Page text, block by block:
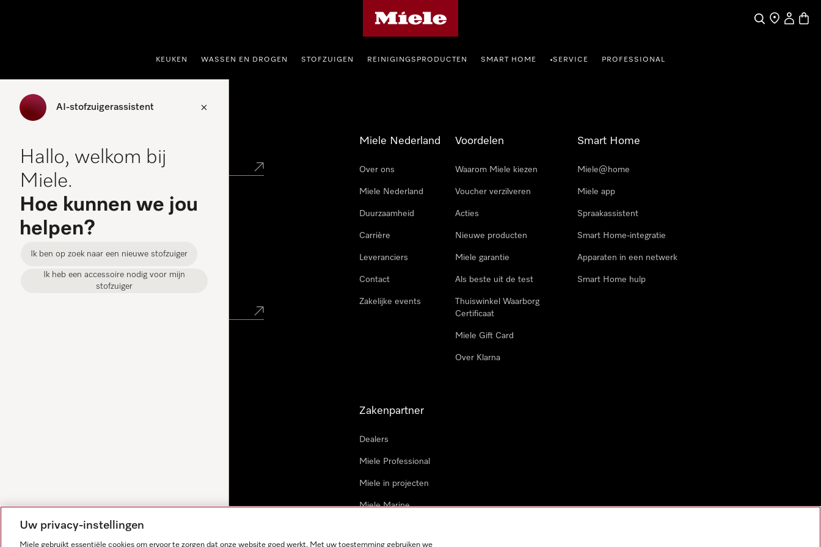
Wat zoek je?
Dealer zoeken
Mijn
KEUKEN WASSEN EN DROGEN STOFZUIGEN REINIGINGSPRODUCTEN SMART HOME •SERVICE PROFESSIONAL
AI-stofzuigerassistent
Hallo, welkom bij
Miele.
Hoe kunnen we jou
helpen?
Ik ben op zoek naar een nieuwe stofzuiger
Ik heb een accessoire nodig voor mijn
stofzuiger
Miele Experience Centers
Vind jouw Miele Experience Center
Miele Nederland
Over ons
Miele Nederland
Duurzaamheid
Carrière
Leveranciers
Contact
Zakelijke events
Voordelen
Waarom Miele kiezen
Voucher verzilveren
Acties
Nieuwe producten
Miele garantie
Als beste uit de test
Thuiswinkel Waarborg
Certificaat
Miele Gift Card
Over Klarna
Smart Home
Miele@home
Miele app
Spraakassistent
Smart Home-integratie
Apparaten in een netwerk
Smart Home hulp
Zakenpartner
Dealers
Miele Professional
Miele in projecten
Miele Marine
Uw privacy-instellingen
Miele gebruikt essentiële cookies om ervoor te zorgen dat onze website goed werkt. Met uw toestemming gebruiken we